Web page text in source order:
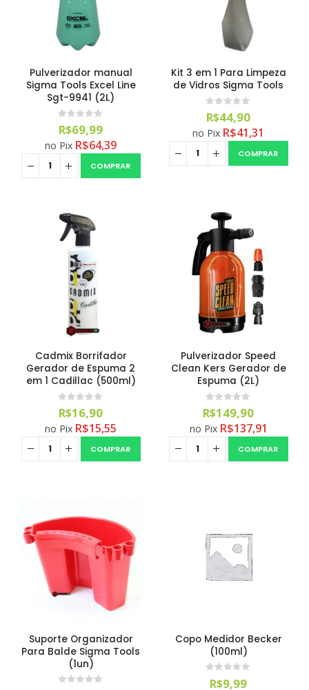
Pulverizador manual
Sigma Tools Excel Line
Sgt-9941 (2L)
0 out of 5
R$69,99
no Pix R$64,39
COMPRAR
Kit 3 em 1 Para Limpeza
de Vidros Sigma Tools
0 out of 5
R$44,90
no Pix R$41,31
COMPRAR
Cadmix Borrifador
Gerador de Espuma 2
em 1 Cadillac (500ml)
R$16,90
no Pix R$15,55
COMPRAR
Pulverizador Speed
Clean Kers Gerador de
Espuma (2L)
R$149,90
no Pix R$137,91
COMPRAR
Suporte Organizador
Para Balde Sigma Tools
(1un)
Copo Medidor Becker
(100ml)
R$9,99
R$29,99
0out of 5
R$ 234,99
0out of 5
R$259,90